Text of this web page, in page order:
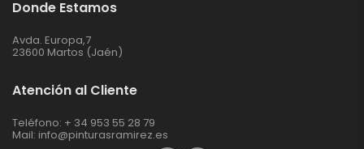
Donde Estamos
Avda. Europa,7
23600 Martos (Jaén)
Atención al Cliente
Teléfono: + 34 953 55 28 79
Mail: info@pinturasramirez.es